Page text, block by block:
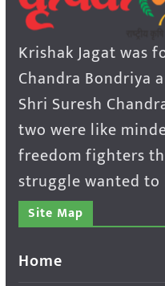
Krishak Jagat was
Chandra Bondriya
Shri Suresh
two were like
freedom fighters
struggle wanted
Site Map
Home